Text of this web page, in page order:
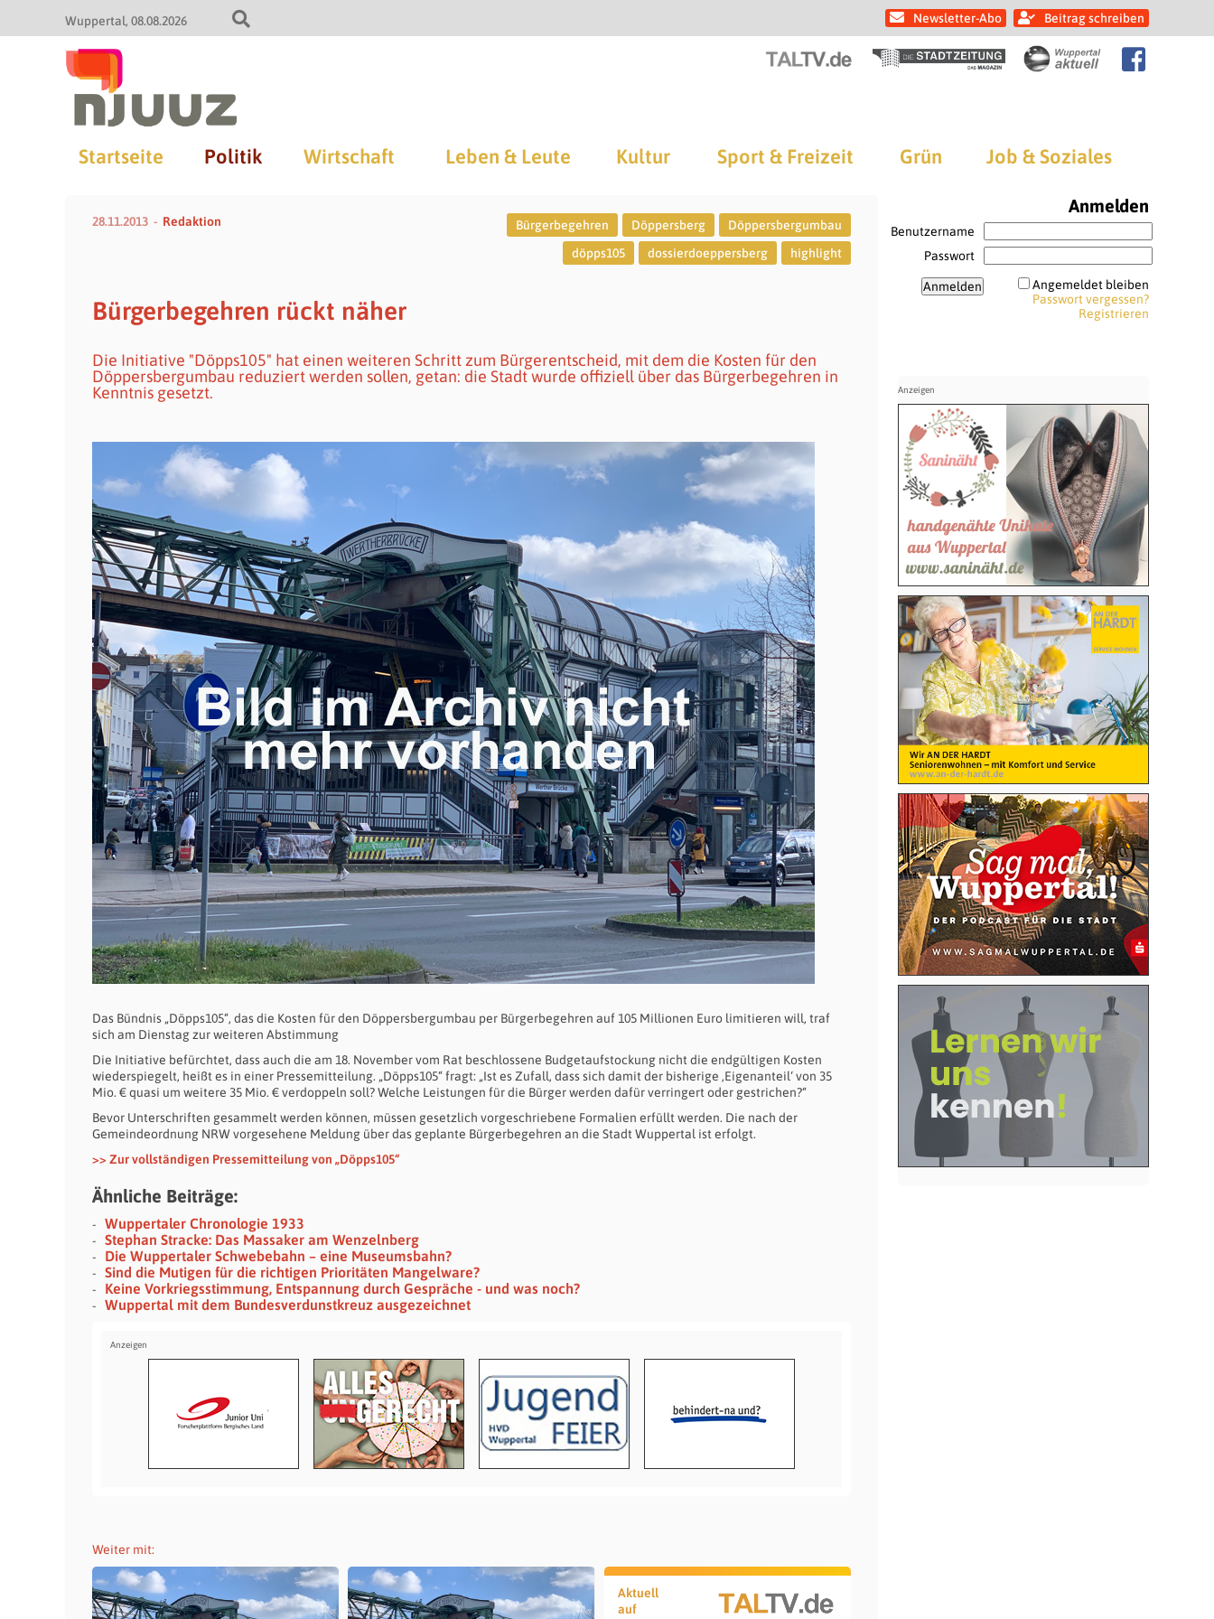
Wuppertal 08.08.2026 Newsletter-Abo Beitrag schreiben
Startseite Politik Wirtschaft Leben & Leute Kultur Sport & Freizeit Grün Job & Soziales
28.11.2013 Redaktion Bürgerbegehren Döppersberg
Döppersbergumbau
döpps105
dossierdoeppersberg highlight
Bürgerbegehren rückt näher
Die Initiative "Döpps105" hat einen weiteren Schritt zum Bürgerentscheid, mit dem die Kosten für den
Döppersbergumbau reduziert werden sollen, getan: die Stadt wurde offiziell über das Bürgerbegehren in
Kenntnis gesetzt.
Das Bündnis „Döpps105“, das die Kosten für den Döppersbergumbau per Bürgerbegehren auf 105 Millionen Euro limitieren will, traf
sich am Dienstag zur weiteren Abstimmung
Die Initiative befürchtet, dass auch die am 18. November vom Rat beschlossene Budgetaufstockung nicht die endgültigen Kosten
wiederspiegelt, heißt es in einer Pressemitteilung. „Döpps105“ fragt: „Ist es Zufall, dass sich damit der bisherige ‚Eigenanteil‘ von 35
Mio. € quasi um weitere 35 Mio. € verdoppeln soll? Welche Leistungen für die Bürger werden dafür verringert oder gestrichen?“
Bevor Unterschriften gesammelt werden können, müssen gesetzlich vorgeschriebene Formalien erfüllt werden. Die nach der
Gemeindeordnung NRW vorgesehene Meldung über das geplante Bürgerbegehren an die Stadt Wuppertal ist erfolgt.
>> Zur vollständigen Pressemitteilung von „Döpps105“
Ähnliche Beiträge:
Wuppertaler Chronologie 1933
Stephan Stracke: Das Massaker am Wenzelnberg
Die Wuppertaler Schwebebahn – eine Museumsbahn?
Sind die Mutigen für die richtigen Prioritäten Mangelware?
Keine Vorkriegsstimmung, Entspannung durch Gespräche - und was noch?
Wuppertal mit dem Bundesverdunstkreuz ausgezeichnet
Weiter mit:
Aktuell
auf
Anmelden
Benutzername
Passwort
Angemeldet bleiben
Passwort vergessen?
Registrieren